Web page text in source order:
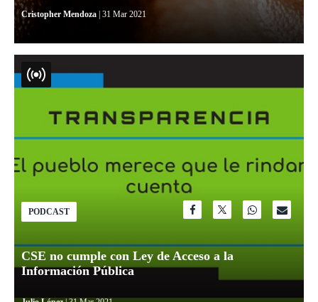
Cristopher Mendoza | 31 Mar 2021
PODCAST
CSE no cumple con Ley de Acceso a la
Información Pública